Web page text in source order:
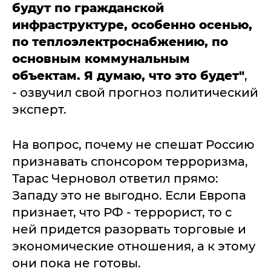
будут по гражданской
инфраструктуре, особенно осенью,
по теплоэлектроснабжению, по
основным коммунальным
объектам. Я думаю, что это будет",
- озвучил свой прогноз политический
эксперт.
На вопрос, почему не спешат Россию
признавать спонсором терроризма,
Тарас Черновол ответил прямо:
Западу это не выгодно. Если Европа
признает, что РФ - террорист, то с
ней придется разорвать торговые и
экономические отношения, а к этому
они пока не готовы.